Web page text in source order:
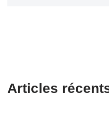
Articles